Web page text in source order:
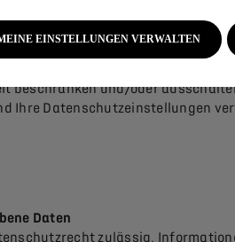
in Ihrem Browser, Ihrem
und konsistent. Wir
sensible Daten zu Ihrer Person
beschränken und/oder
Ihre Datenschutzeinstellungen
Daten
zulässig,
MEINE EINSTELLUNGEN VERWALTEN